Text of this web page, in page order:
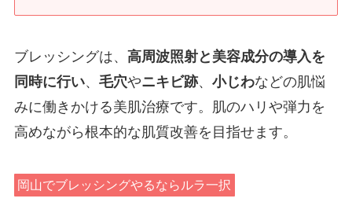
ブレッシングは、 高周波照射と美容成分の導入を
同時に行い、 毛穴やニキビ跡、 小じわなどの肌悩
みに働きかける美肌治療です。肌のハリや弾力を
高めながら根本的な肌質改善を目指せます。
岡山でブレッシングやるならルラ一択